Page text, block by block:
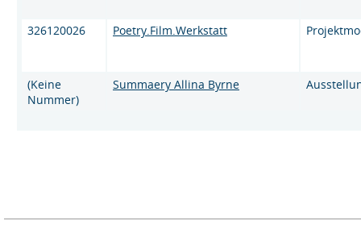
326120026 Poetry.Film.Werkstatt
(Keine
Nummer)
Summaery Allina Byrne